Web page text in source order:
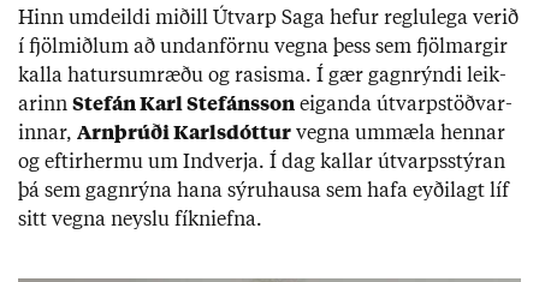
Hinn um­deildi mið­ill Út­varp Saga hef­ur reglu­lega ver­ið
í fjöl­miðl­um að und­an­förnu vegna þess sem fjöl­marg­ir
kalla hat­ursum­ræðu og ras­isma. Í gær gagn­rýndi leik­
ar­inn Stefán Karl Stef­áns­son eig­anda út­varp­stöðv­ar­
inn­ar, Arn­þrúði Karls­dótt­ur vegna um­mæla henn­ar
og eft­ir­hermu um Ind­verja. Í dag kall­ar út­varps­stýr­an
þá sem gagn­rýna hana sýru­hausa sem hafa eyðilagt líf
sitt vegna neyslu fíkni­efna.